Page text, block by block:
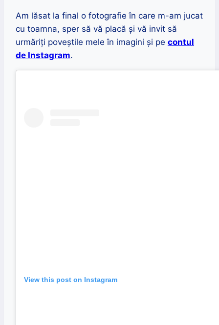
Am lăsat la final o fotografie în care m-am jucat
cu toamna, sper să vă placă și vă invit să
urmăriți poveștile mele în imagini și pe contul
de Instagram.
View this post on Instagram